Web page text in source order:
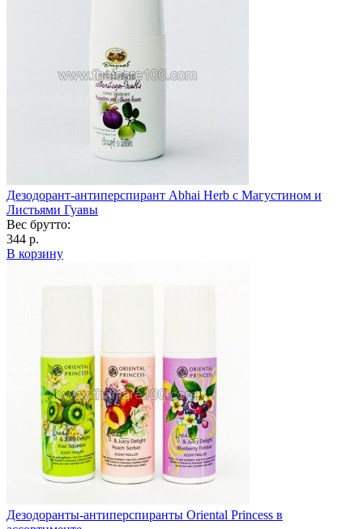
Дезодорант-антиперспирант Abhai Herb с Магустином и
Листьями Гуавы
Вес брутто:
344 р.
В корзину
Дезодоранты-антиперспиранты Oriental Princess в